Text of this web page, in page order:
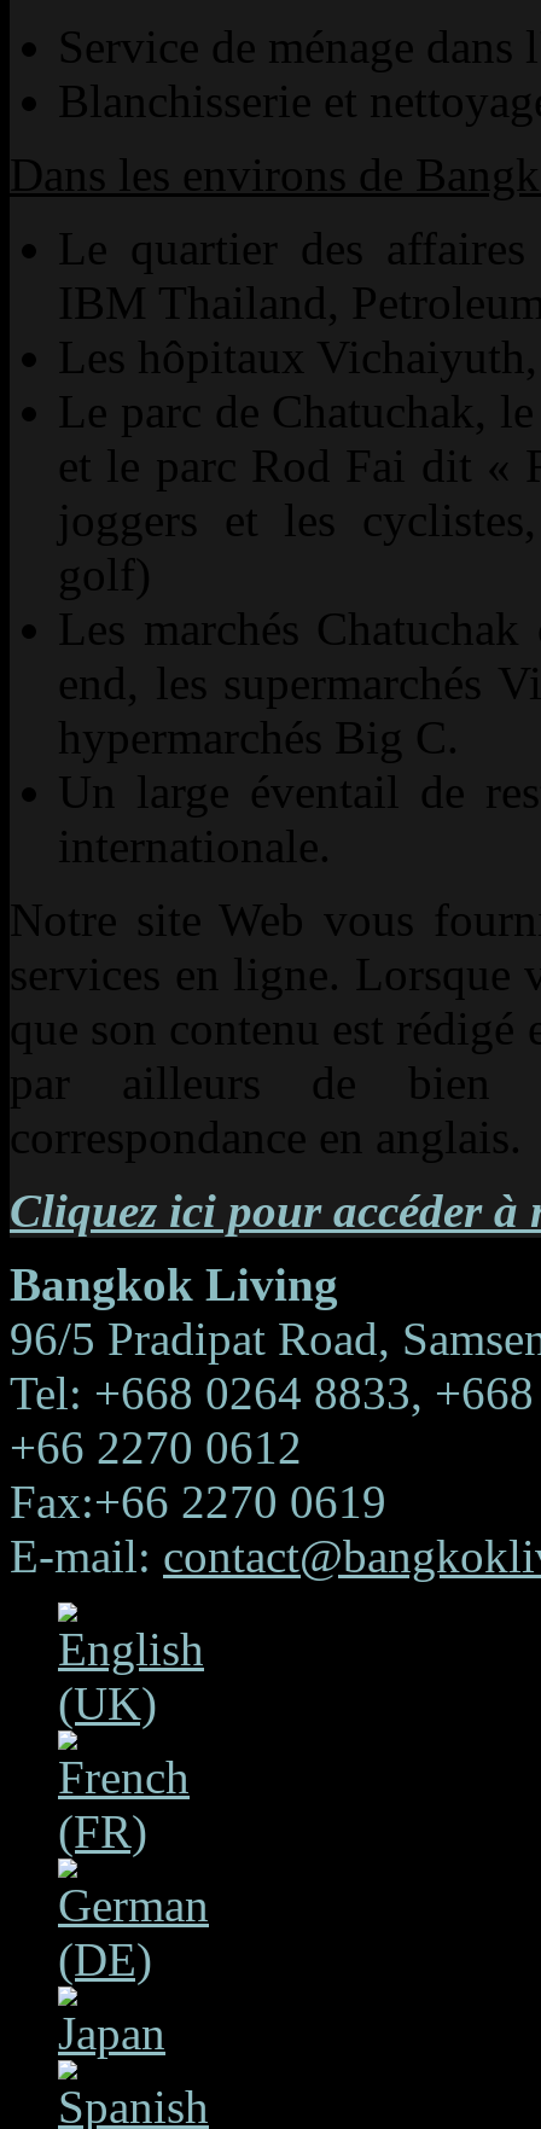
Service de ménage dans
Blanchisserie et
Dans les environs de
Le quartier des
IBM Thailand,
Les hôpitaux
Le parc de Chatuchak,
et le parc Rod Fai dit «
joggers et les
golf)
Les marchés
end, les supermarchés
hypermarchés Big C.
Un large éventail de
internationale.
Notre site Web vous
services en ligne. Lorsque
que son contenu est rédigé
par ailleurs de bien
correspondance en anglais.
Cliquez ici pour accéder à
Bangkok Living
96/5 Pradipat Road,
Tel: +668 0264 8833,
+66 2270 0612
Fax:+66 2270 0619
E-mail: